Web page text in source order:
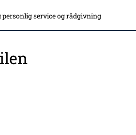
service og rådgivning